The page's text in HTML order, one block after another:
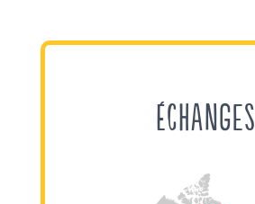
ÉCHANGES